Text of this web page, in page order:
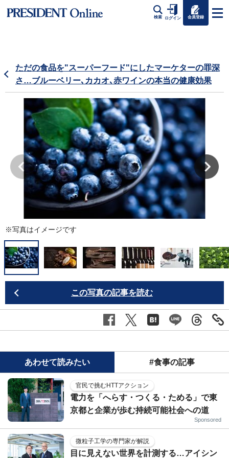
検索 ログイン 会員登録
ただの食品を"スーパーフード"にしたマーケターの罪深
さ…ブルーベリー､カカオ､赤ワインの本当の健康効果
※写真はイメージです
この写真の記事を読む
あわせて読みたい #食事の記事
官民で挑むHTTアクション
電力を「へらす・つくる・ためる」で東
京都と企業が歩む持続可能社会への道
Sponsored
微粒子工学の専門家が解説
目に見えない世界を計測する…アイシン